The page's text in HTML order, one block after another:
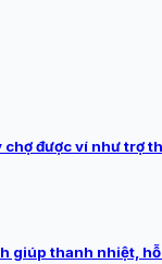
chợ được ví như trợ
giúp thanh nhiệt,